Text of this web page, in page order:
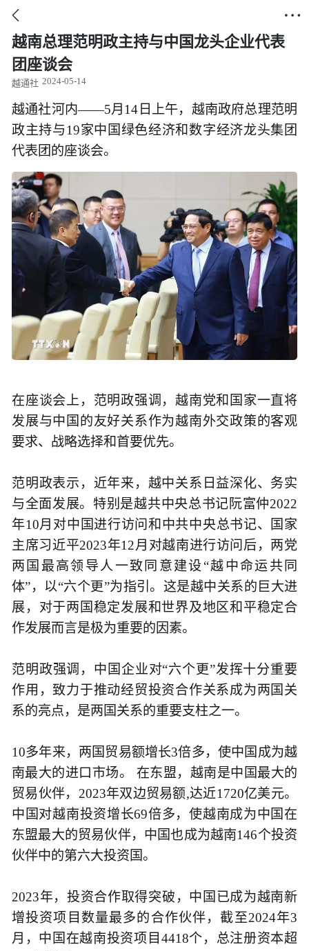
 
越南总理范明政主持与中国龙头企业代表
团座谈会
越通社 2024-05-14
越通社河内——5月14日上午，越南政府总理范明
政主持与19家中国绿色经济和数字经济龙头集团
代表团的座谈会。
在座谈会上，范明政强调，越南党和国家一直将
发展与中国的友好关系作为越南外交政策的客观
要求、战略选择和首要优先。
范明政表示，近年来，越中关系日益深化、务实
与全面发展。特别是越共中央总书记阮富仲2022
年10月对中国进行访问和中共中央总书记、国家
主席习近平2023年12月对越南进行访问后，两党
两国最高领导人一致同意建设“越中命运共同
体”，以“六个更”为指引。这是越中关系的巨大进
展，对于两国稳定发展和世界及地区和平稳定合
作发展而言是极为重要的因素。
范明政强调，中国企业对“六个更”发挥十分重要
作用，致力于推动经贸投资合作关系成为两国关
系的亮点，是两国关系的重要支柱之一。
10多年来，两国贸易额增长3倍多，使中国成为越
南最大的进口市场。 在东盟，越南是中国最大的
贸易伙伴，2023年双边贸易额,达近1720亿美元。
中国对越南投资增长69倍多，使越南成为中国在
东盟最大的贸易伙伴，中国也成为越南146个投资
伙伴中的第六大投资国。
2023年，投资合作取得突破，中国已成为越南新
增投资项目数量最多的合作伙伴，截至2024年3
月，中国在越南投资项目4418个，总注册资本超